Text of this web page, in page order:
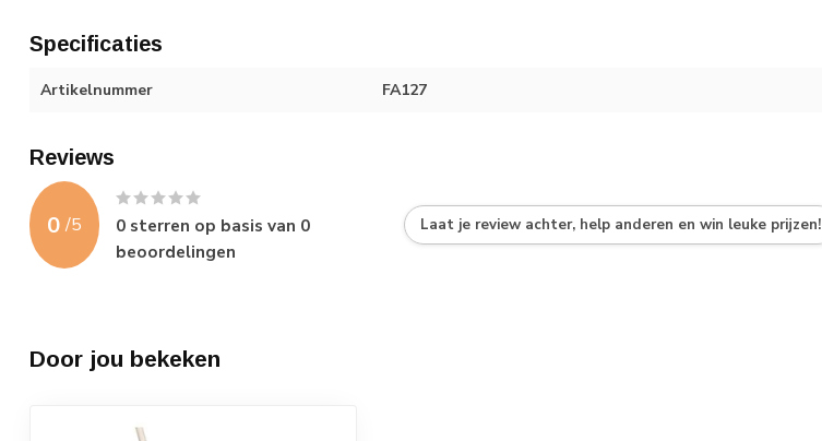
Specificaties
Artikelnummer FA127
Reviews
0 /5 0 sterren op basis van 0
beoordelingen
Laat je review achter, help anderen en win leuke prijzen!
Door jou bekeken